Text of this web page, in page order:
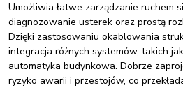
Umożliwia łatwe zarządzanie ruchem
diagnozowanie usterek oraz prostą
Dzięki zastosowaniu okablowania
integracja różnych systemów, takich
automatyka budynkowa. Dobrze
ryzyko awarii i przestojów, co